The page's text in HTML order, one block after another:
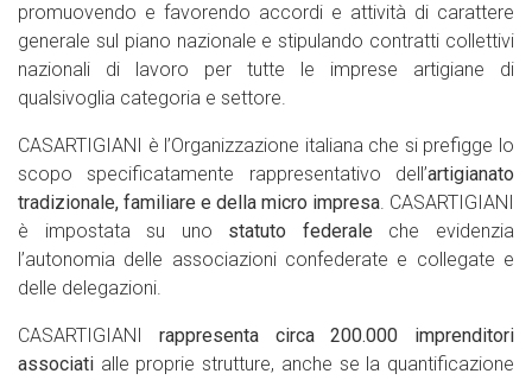
promuovendo e favorendo accordi e attività di carattere
generale sul piano nazionale e stipulando contratti collettivi
nazionali di lavoro per tutte le imprese artigiane di
qualsivoglia categoria e settore.
CASARTIGIANI è l’Organizzazione italiana che si prefigge lo
scopo specificatamente rappresentativo dell’artigianato
tradizionale, familiare e della micro impresa. CASARTIGIANI
è impostata su uno statuto federale che evidenzia
l’autonomia delle associazioni confederate e collegate e
delle delegazioni.
CASARTIGIANI rappresenta circa 200.000 imprenditori
associati alle proprie strutture, anche se la quantificazione